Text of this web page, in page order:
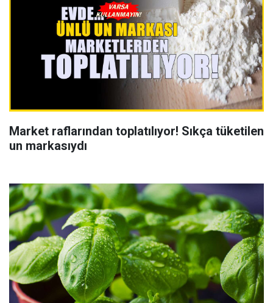
Market raflarından toplatılıyor! Sıkça tüketilen
un markasıydı